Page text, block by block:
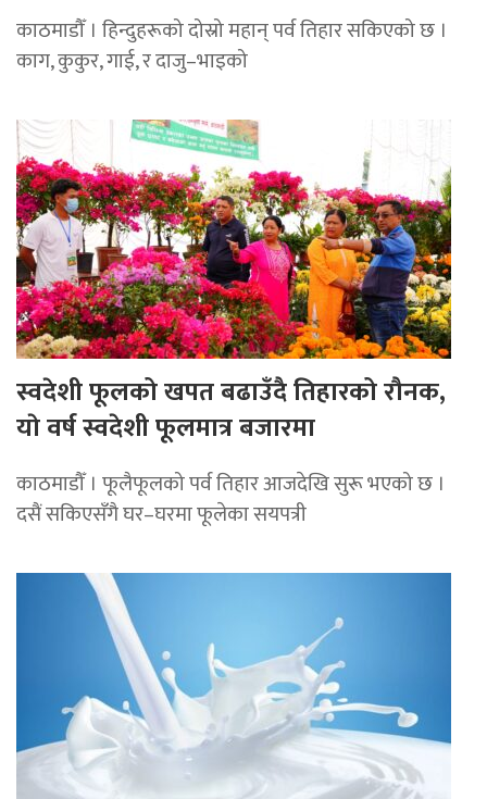
काठमाडौँ । हिन्दुहरूको दोस्रो महान् पर्व तिहार सकिएको छ ।
काग, कुकुर, गाई, र दाजु–भाइको
स्वदेशी फूलको खपत बढाउँदै तिहारको रौनक,
याे वर्ष स्वदेशी फूलमात्र बजारमा
काठमाडौँ । फूलैफूलको पर्व तिहार आजदेखि सुरू भएको छ ।
दसैं सकिएसँगै घर–घरमा फूलेका सयपत्री